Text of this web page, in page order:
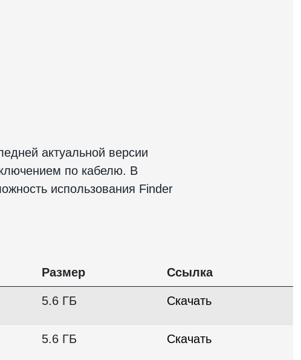
актуальной версии
по кабелю. В
использования Finder
Размер Ссылка
5.6 ГБ Скачать
5.6 ГБ Скачать